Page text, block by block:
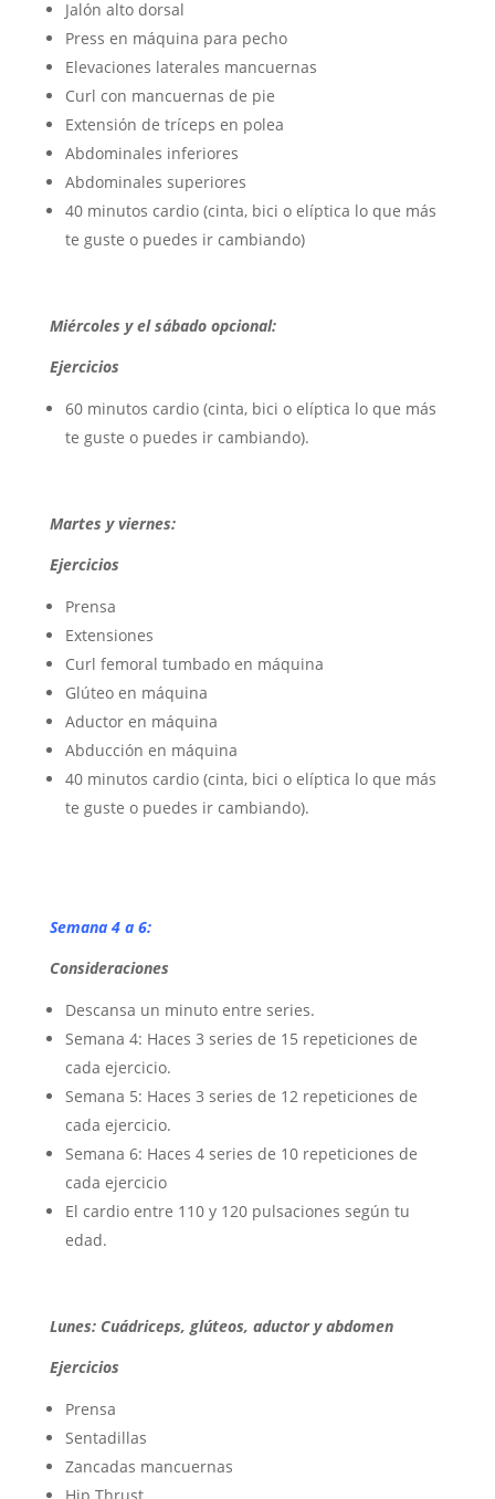
Jalón alto dorsal
Press en máquina para pecho
Elevaciones laterales mancuernas
Curl con mancuernas de pie
Extensión de tríceps en polea
Abdominales inferiores
Abdominales superiores
40 minutos cardio (cinta, bici o elíptica lo que más
te guste o puedes ir cambiando)
Miércoles y el sábado opcional:
Ejercicios
60 minutos cardio (cinta, bici o elíptica lo que más
te guste o puedes ir cambiando).
Martes y viernes:
Ejercicios
Prensa
Extensiones
Curl femoral tumbado en máquina
Glúteo en máquina
Aductor en máquina
Abducción en máquina
40 minutos cardio (cinta, bici o elíptica lo que más
te guste o puedes ir cambiando).
Semana 4 a 6:
Consideraciones
Descansa un minuto entre series.
Semana 4: Haces 3 series de 15 repeticiones de
cada ejercicio.
Semana 5: Haces 3 series de 12 repeticiones de
cada ejercicio.
Semana 6: Haces 4 series de 10 repeticiones de
cada ejercicio
El cardio entre 110 y 120 pulsaciones según tu
edad.
Lunes: Cuádriceps, glúteos, aductor y abdomen
Ejercicios
Prensa
Sentadillas
Zancadas mancuernas
Hip Thrust